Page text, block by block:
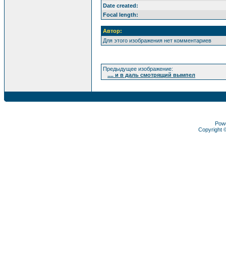
Date created:
Focal length:
Автор:
Для этого изображения нет комментариев
Предыдущее изображение:
.... и в даль смотрящий вымпел
Copyright